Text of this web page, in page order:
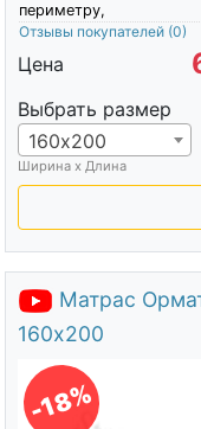
периметру,
Отзывы покупателей (0)
Цена
Выбрать размер
160х200
Ширина х Длина
Матрас
160х200
-18%